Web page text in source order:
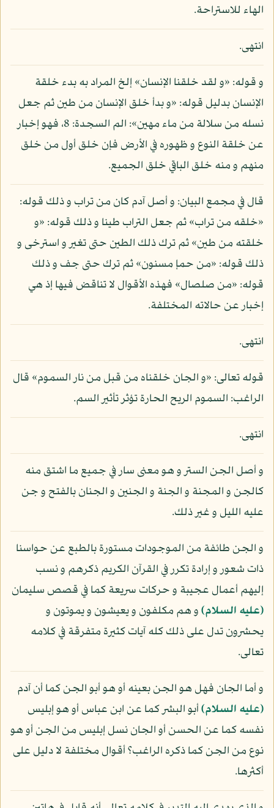
الهاء للاستراحة.
انتهى.
و قوله: «و لقد خلقنا الإنسان» إلخ المراد به بدء خلقة
الإنسان بدليل قوله: «و بدأ خلق الإنسان من طين ثم جعل
نسله من سلالة من ماء مهين»: الم السجدة: 8، فهو إخبار
عن خلقة النوع و ظهوره في الأرض فإن خلق أول من خلق
منهم و منه خلق الباقي خلق الجميع.
قال في مجمع البيان: و أصل آدم كان من تراب و ذلك قوله:
«خلقه من تراب» ثم جعل التراب طينا و ذلك قوله: «و
خلقته من طين» ثم ترك ذلك الطين حتى تغير و استرخى و
ذلك قوله: «من حمإ مسنون» ثم ترك حتى جف و ذلك
قوله: «من صلصال» فهذه الأقوال لا تناقض فيها إذ هي
إخبار عن حالاته المختلفة.
انتهى.
قوله تعالى: «و الجان خلقناه من قبل من نار السموم» قال
الراغب: السموم الريح الحارة تؤثر تأثير السم.
انتهى.
و أصل الجن الستر و هو معنى سار في جميع ما اشتق منه
كالجن و المجنة و الجنة و الجنين و الجنان بالفتح و جن
عليه الليل و غير ذلك.
و الجن طائفة من الموجودات مستورة بالطبع عن حواسنا
ذات شعور و إرادة تكرر في القرآن الكريم ذكرهم و نسب
إليهم أعمال عجيبة و حركات سريعة كما في قصص سليمان
(عليه السلام)و هم مكلفون و يعيشون و يموتون و
يحشرون تدل على ذلك كله آيات كثيرة متفرقة في كلامه
تعالى.
و أما الجان فهل هو الجن بعينه أو هو أبو الجن كما أن آدم
(عليه السلام)أبو البشر كما عن ابن عباس أو هو إبليس
نفسه كما عن الحسن أو الجان نسل إبليس من الجن أو هو
نوع من الجن كما ذكره الراغب؟ أقوال مختلفة لا دليل على
أكثرها.